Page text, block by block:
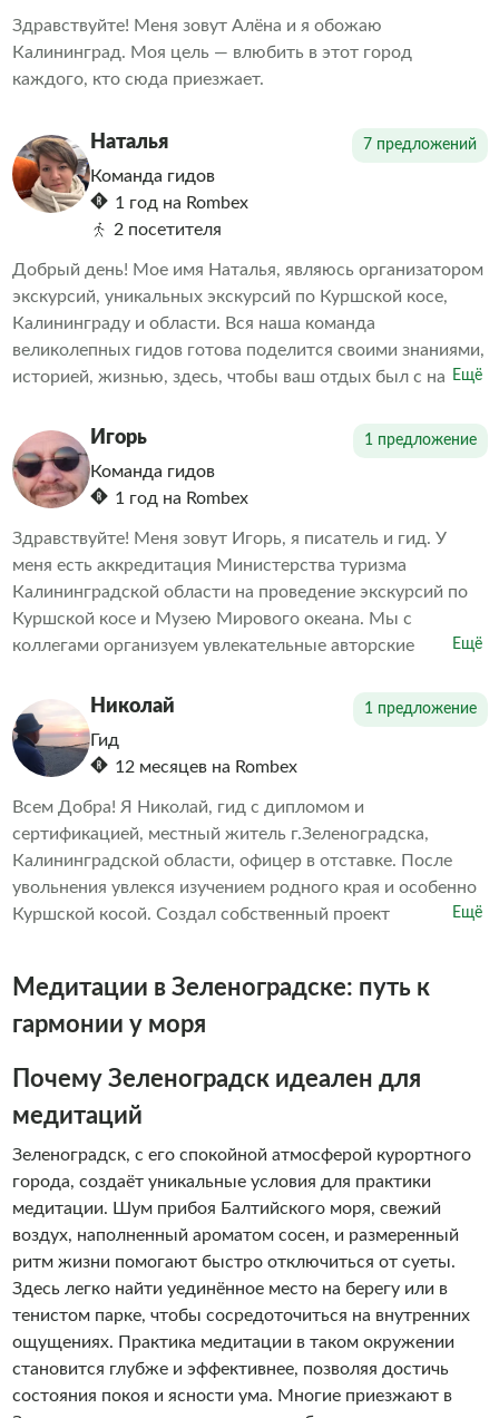
Здравствуйте! Меня зовут Алёна и я обожаю
Калининград. Моя цель — влюбить в этот город
каждого, кто сюда приезжает.
Наталья 7 предложений
Команда гидов
1 год на Rombex
2 посетителя
Добрый день! Мое имя Наталья, являюсь организатором
экскурсий, уникальных экскурсий по Куршской косе,
Калининграду и области. Вся наша команда
великолепных гидов готова поделится своими знаниями,
историей, жизнью, здесь, чтобы ваш отдых был с намиЕщё
Игорь 1 предложение
Команда гидов
1 год на Rombex
Здравствуйте! Меня зовут Игорь, я писатель и гид. У
меня есть аккредитация Министерства туризма
Калининградской области на проведение экскурсий по
Куршской косе и Музею Мирового океана. Мы с
коллегами организуем увлекательные авторские
окрестностям.
Ещё
Николай 1 предложение
Гид
12 месяцев на Rombex
Всем Добра! Я Николай, гид с дипломом и
сертификацией, местный житель г.Зеленоградска,
Калининградской области, офицер в отставке. После
увольнения увлекся изучением родного края и особенно
Куршской косой. Создал собственный проект
индивидуальный тур на электромобиле Джили по
Куршской косе.Расскажу, покажу все главные
(Дюна Эфа или оз. Лебедь, Танцующий лес и
орнитологическая станция) по желанию заехать в
ресторан на берегу Куршского залива. Дам бинокль,
чтобы лучше рассмотреть великолепный вид и подарю
подарок, чтобы запомнить и вернуться.
Ещё
Медитации в Зеленоградске: путь к
гармонии у моря
Почему Зеленоградск идеален для
медитаций
Зеленоградск, с его спокойной атмосферой курортного
города, создаёт уникальные условия для практики
медитации. Шум прибоя Балтийского моря, свежий
воздух, наполненный ароматом сосен, и размеренный
ритм жизни помогают быстро отключиться от суеты.
Здесь легко найти уединённое место на берегу или в
тенистом парке, чтобы сосредоточиться на внутренних
ощущениях. Практика медитации в таком окружении
становится глубже и эффективнее, позволяя достичь
состояния покоя и ясности ума. Многие приезжают в